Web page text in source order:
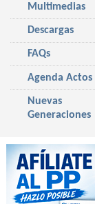
Multimedias
Descargas
FAQs
Agenda Actos
Nuevas
Generaciones